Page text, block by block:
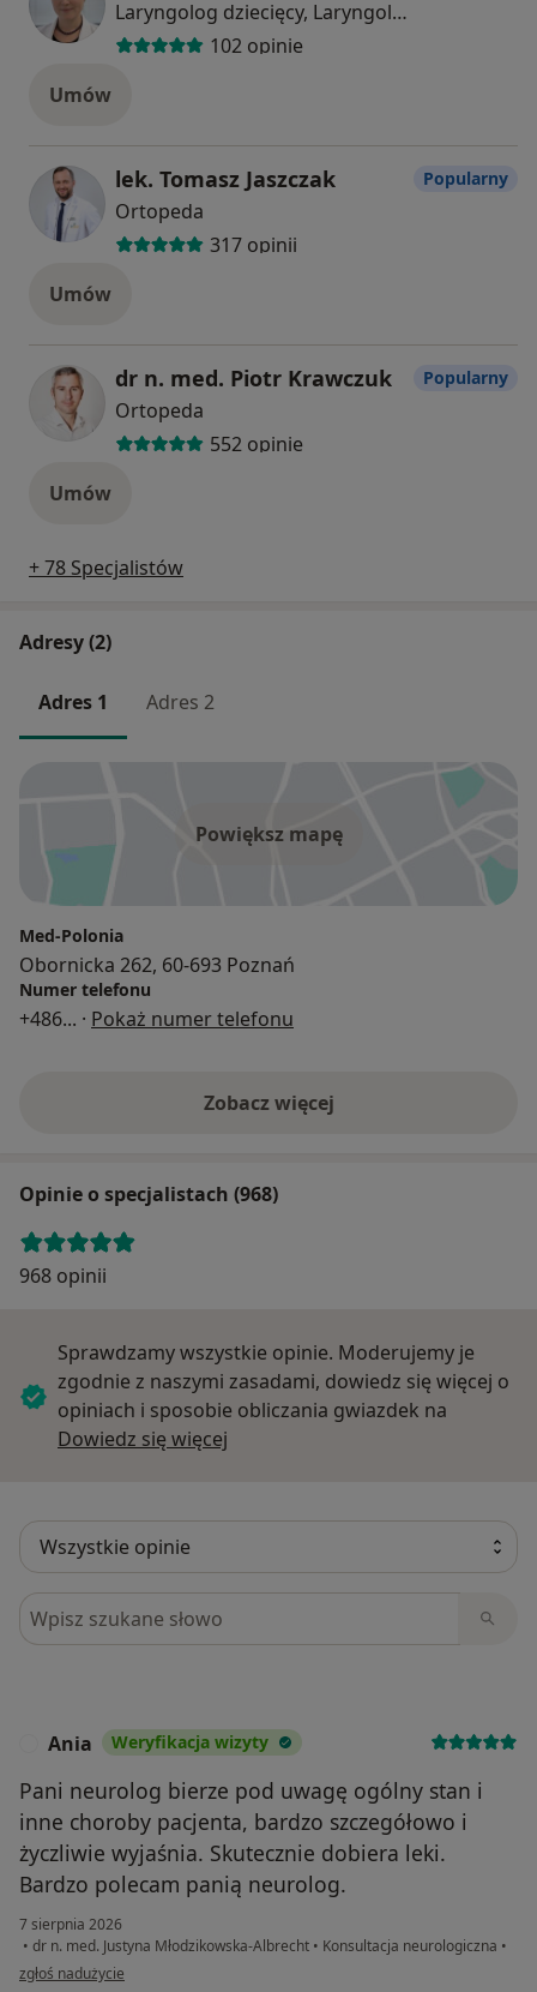
Laryngolog dziecięcy, Laryngolog
102 opinie
Umów
lek. Tomasz Jaszczak
Ortopeda
317 opinii
Popularny
Umów
dr n. med. Piotr Krawczuk
Ortopeda
552 opinie
Popularny
Umów
+ 78 Specjalistów
Adresy (2)
Adres 1 Adres 2
Powiększ mapę
Med-Polonia
Obornicka 262, 60-693 Poznań
Numer telefonu
+486... · Pokaż numer telefonu
Zobacz więcej
Opinie o specjalistach (968)
968 opinii
Sprawdzamy wszystkie opinie. Moderujemy je
zgodnie z naszymi zasadami, dowiedz się więcej o
opiniach i sposobie obliczania gwiazdek na
Dowiedz się więcej
Szukaj w opiniach
Ania Weryfikacja wizyty
Pani neurolog bierze pod uwagę ogólny stan i
inne choroby pacjenta, bardzo szczegółowo i
życzliwie wyjaśnia. Skutecznie dobiera leki.
Bardzo polecam panią neurolog.
7 sierpnia 2026
• dr n. med. Justyna Młodzikowska-Albrecht • Konsultacja neurologiczna •
w opinii użytkownika Ania
zgłoś nadużycie